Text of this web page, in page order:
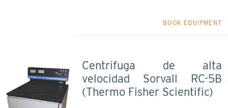
BOOK EQUIPMENT
Centrifuga de alta
velocidad Sorvall RC-5B
(Thermo Fisher Scientific)